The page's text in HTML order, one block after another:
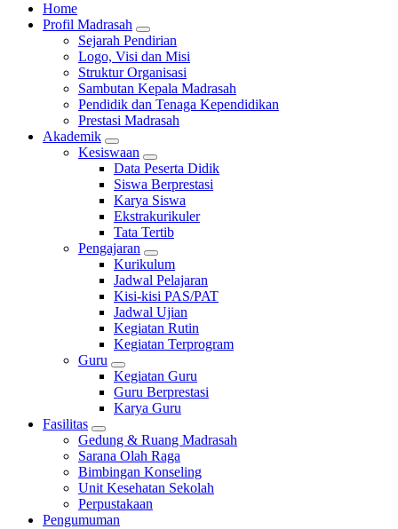
Home
Profil Madrasah
Sejarah Pendirian
Logo, Visi dan Misi
Struktur Organisasi
Sambutan Kepala Madrasah
Pendidik dan Tenaga Kependidikan
Prestasi Madrasah
Akademik
Kesiswaan
Data Peserta Didik
Siswa Berprestasi
Karya Siswa
Ekstrakurikuler
Tata Tertib
Pengajaran
Kurikulum
Jadwal Pelajaran
Kisi-kisi PAS/PAT
Jadwal Ujian
Kegiatan Rutin
Kegiatan Terprogram
Guru
Kegiatan Guru
Guru Berprestasi
Karya Guru
Fasilitas
Gedung & Ruang Madrasah
Sarana Olah Raga
Bimbingan Konseling
Unit Kesehatan Sekolah
Perpustakaan
Pengumuman